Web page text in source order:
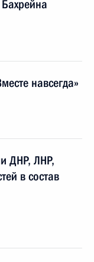
навсегда»
ДНР, ЛНР,
в состав